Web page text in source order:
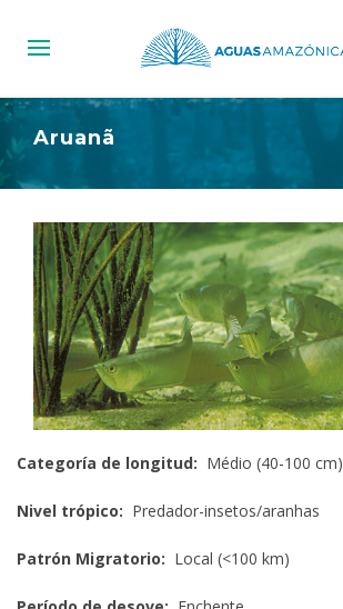
Aruanã
Categoría de longitud: Médio (40-100 cm)
Nivel trópico: Predador-insetos/aranhas
Patrón Migratorio: Local (<100 km)